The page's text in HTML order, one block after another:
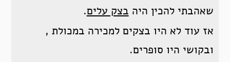
שאהבתי להכין היה בצק עלים.
אז עוד לא היו בצקים למכירה במכולת ,
ובקושי היו סופרים.